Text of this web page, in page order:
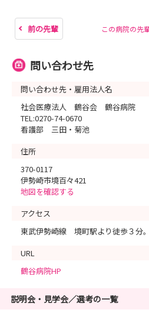
前の先輩 この病院の先
問い合わせ先
問い合わせ先・雇用法人名
社会医療法人 鶴谷会 鶴谷病院
TEL:0270-74-0670
看護部 三田・菊池
住所
370-0117
伊勢崎市境百々421
地図を確認する
アクセス
東武伊勢崎線 境町駅より徒歩３分。
URL
鶴谷病院HP
説明会・見学会／選考の一覧